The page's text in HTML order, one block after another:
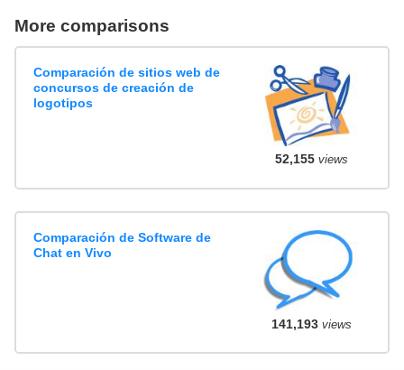
More comparisons
Comparación de sitios web de
concursos de creación de
logotipos
52,155views
Comparación de Software de
Chat en Vivo
141,193views